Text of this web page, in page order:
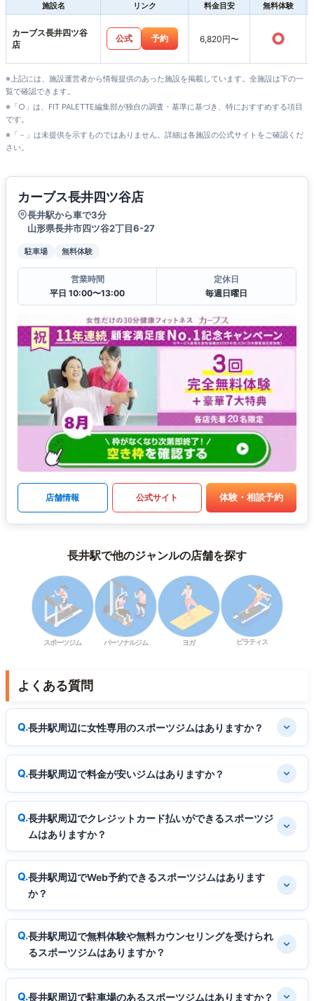
施設名
リンク 料金目安 無料体験
カーブス長井四ツ谷
店
公式 予約 6,820円〜 ○
※上記には、施設運営者から情報提供のあった施設を掲載しています。全施設は下の一
覧で確認できます。
※「○」は、FIT PALETTE編集部が独自の調査・基準に基づき、特におすすめする項目
です。
※「－」は未提供を示すものではありません。詳細は各施設の公式サイトをご確認くだ
さい。
カーブス長井四ツ谷店
長井駅から車で3分
山形県長井市四ツ谷2丁目6-27
駐車場 無料体験
営業時間
平日 10:00〜13:00
定休日
毎週日曜日
店舗情報 公式サイト 体験・相談予約
長井駅で他のジャンルの店舗を探す
スポーツジム パーソナルジム ヨガ ピラティス
よくある質問
長井駅周辺に女性専用のスポーツジムはありますか？
長井駅周辺で料金が安いジムはありますか？
長井駅周辺でクレジットカード払いができるスポーツジ
ムはありますか？
長井駅周辺でWeb予約できるスポーツジムはあります
か？
長井駅周辺で無料体験や無料カウンセリングを受けられ
るスポーツジムはありますか？
長井駅周辺で駐車場のあるスポーツジムはありますか？